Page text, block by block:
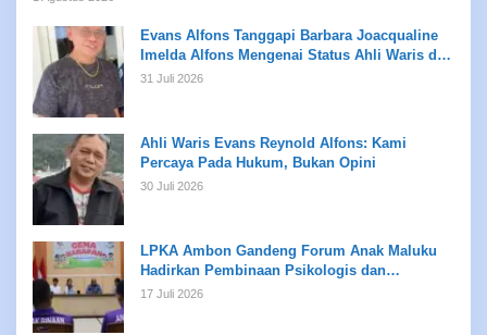
Evans Alfons Tanggapi Barbara Joacqualine
Imelda Alfons Mengenai Status Ahli Waris dan
Putusan Pengadilan
31 Juli 2026
Ahli Waris Evans Reynold Alfons: Kami
Percaya Pada Hukum, Bukan Opini
30 Juli 2026
LPKA Ambon Gandeng Forum Anak Maluku
Hadirkan Pembinaan Psikologis dan
Kreativitas bagi Anak Binaan
17 Juli 2026